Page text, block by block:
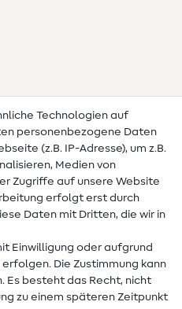
Technologien auf
personenbezogene Daten
(z.B. IP-Adresse), um z.B.
Medien von
Zugriffe auf unsere Website
erfolgt erst durch
Daten mit Dritten, die wir in
Einwilligung oder aufgrund
Die Zustimmung kann
besteht das Recht, nicht
zu einem späteren Zeitpunkt